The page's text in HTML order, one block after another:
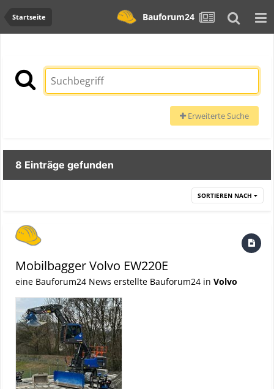
Startseite Bauforum24
Erweiterte Suche
8 Einträge gefunden
SORTIEREN NACH
Mobilbagger Volvo EW220E
eine Bauforum24 News erstellte Bauforum24 in Volvo